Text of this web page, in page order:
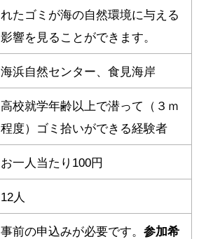
れたゴミが海の自然環境に与える
影響を見ることができます。
海浜自然センター、食見海岸
高校就学年齢以上で潜って（３ｍ
程度）ゴミ拾いができる経験者
お一人当たり100円
12人
事前の申込みが必要です。 参加希